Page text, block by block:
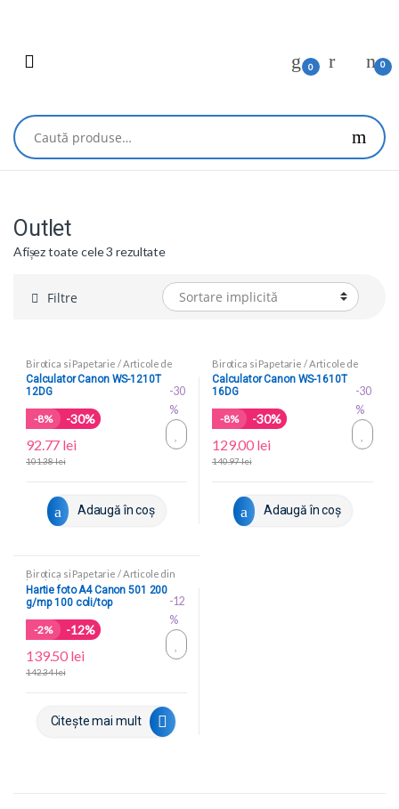
0 0
Caută
după:
Outlet
Afișez toate cele 3 rezultate
Filtre
Birotica si Papetarie / Articole de
birou
/Calculatoare de birou
Calculator Canon WS-1210T
12DG
-8% -30%
92.77 lei
101.38lei
Adaugă în coș
-30
%
Birotica si Papetarie / Articole de
birou
/Calculatoare de birou
Calculator Canon WS-1610T
16DG
-8% -30%
129.00 lei
140.97lei
Adaugă în coș
-30
%
Birotica si Papetarie /Articole din
hartie
/Hartie foto
Hartie foto A4 Canon 501 200
g/mp 100 coli/top
-2% -12%
139.50 lei
142.34lei
Citește mai mult
-12
%